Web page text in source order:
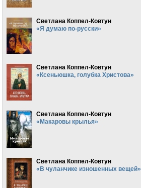
Светлана Коппел-Ковтун
«Я думаю по-русски»
Светлана Коппел-Ковтун
«Ксеньюшка, голубка Христова»
Светлана Коппел-Ковтун
«Макаровы крылья»
Светлана Коппел-Ковтун
«В чуланчике изношенных вещей»